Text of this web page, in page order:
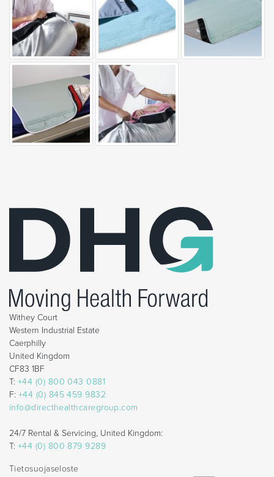
Withey Court
Western Industrial Estate
Caerphilly
United Kingdom
CF83 1BF
T: +44 (0) 800 043 0881
F: +44 (0) 845 459 9832
info@directhealthcaregroup.com
24/7 Rental & Servicing, United Kingdom:
T: +44 (0) 800 879 9289
Tietosuojaseloste